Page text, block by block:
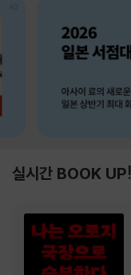
실시간 BOOK UP!